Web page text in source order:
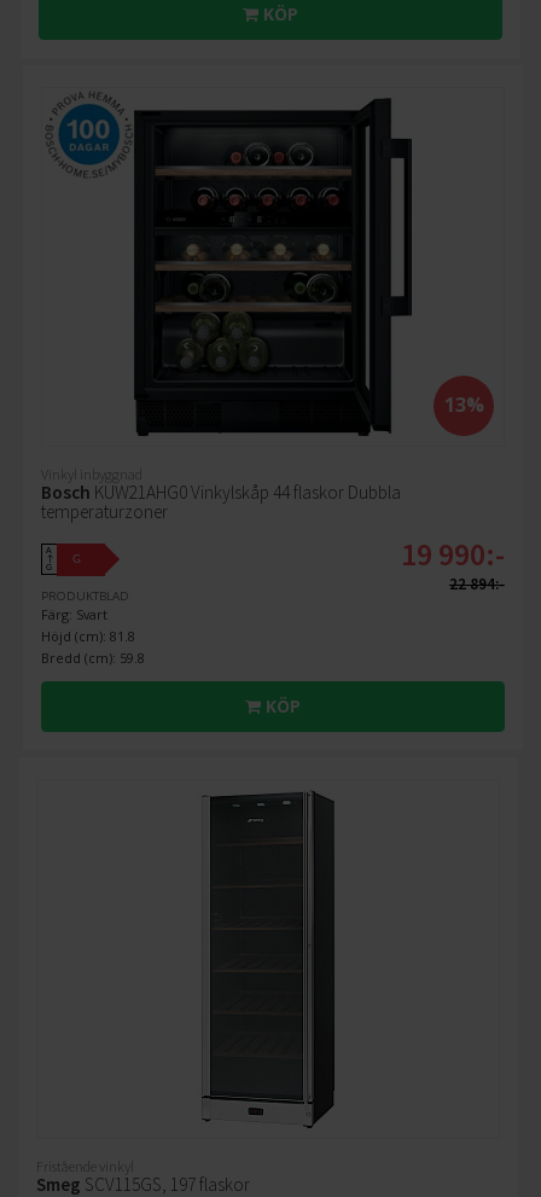
KÖP
13%
Vinkyl inbyggnad
Bosch KUW21AHG0 Vinkylskåp 44 flaskor Dubbla
temperaturzoner
A
↑
G
G
PRODUKTBLAD
Färg: Svart
Höjd (cm): 81.8
Bredd (cm): 59.8
19 990:-
22 894:-
KÖP
Fristående vinkyl
Smeg SCV115GS, 197 flaskor